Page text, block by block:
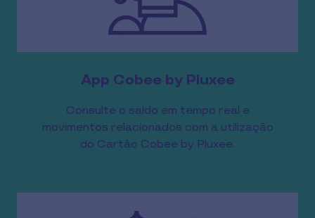
App Cobee by Pluxee
Consulte o saldo em tempo real e
movimentos relacionados com a utilização
do Cartão Cobee by Pluxee.